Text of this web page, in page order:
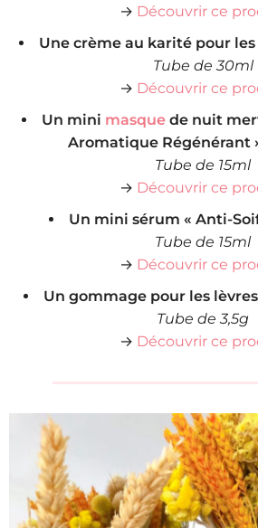
→ Découvrir ce
Une crème au karité pour les
Tube de 30ml
→ Découvrir ce
Un mini masquede nuit
Aromatique Régénérant
Tube de 15ml
→ Découvrir ce
Un mini sérum « Anti-
Tube de 15ml
→ Découvrir ce
Un gommage pour les
Tube de 3,5g
→ Découvrir ce